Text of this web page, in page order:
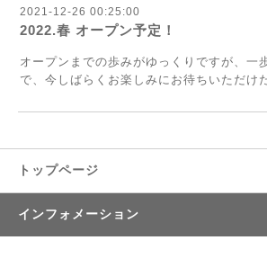
2021-12-26 00:25:00
2022.春 オープン予定！
オープンまでの歩みがゆっくりですが、一
で、今しばらくお楽しみにお待ちいただけ
トップページ
インフォメーション